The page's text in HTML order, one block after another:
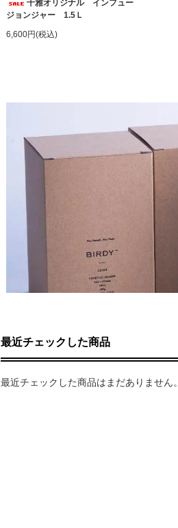
千雅オリジナル インフュー
ジョンジャー 1.5Ｌ
6,600円(税込)
最近チェックした商品
最近チェックした商品はまだありません。